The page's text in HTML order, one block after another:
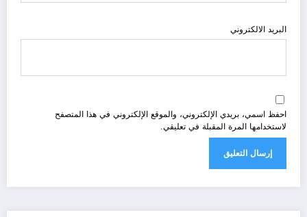
البريد الالكتروني
احفظ اسمي، بريدي الإلكتروني، والموقع الإلكتروني في هذا المتصفح
لاستخدامها المرة المقبلة في تعليقي.